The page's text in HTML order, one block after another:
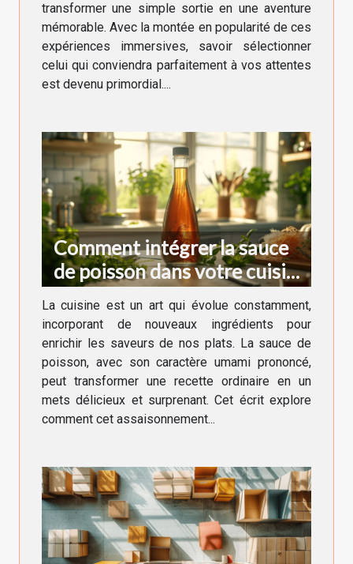
transformer une simple sortie en une aventure
mémorable. Avec la montée en popularité de ces
expériences immersives, savoir sélectionner
celui qui conviendra parfaitement à vos attentes
est devenu primordial....
Comment intégrer la sauce
de poisson dans votre cuisine
quotidienne
La cuisine est un art qui évolue constamment,
incorporant de nouveaux ingrédients pour
enrichir les saveurs de nos plats. La sauce de
poisson, avec son caractère umami prononcé,
peut transformer une recette ordinaire en un
mets délicieux et surprenant. Cet écrit explore
comment cet assaisonnement...